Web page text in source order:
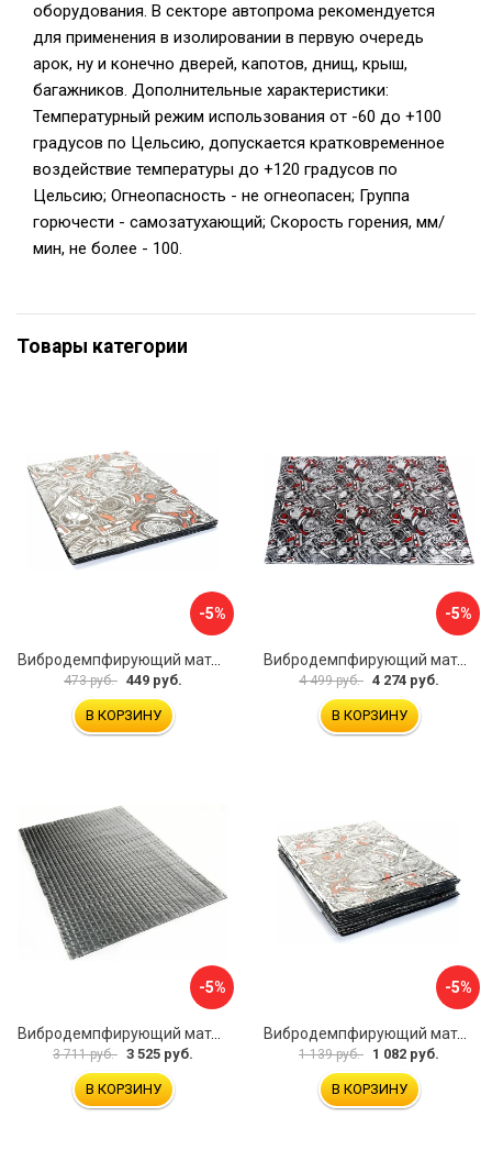
оборудования. В секторе автопрома рекомендуется
для применения в изолировании в первую очередь
арок, ну и конечно дверей, капотов, днищ, крыш,
багажников. Дополнительные характеристики:
Температурный режим использования от -60 до +100
градусов по Цельсию, допускается кратковременное
воздействие температуры до +120 градусов по
Цельсию; Огнеопасность - не огнеопасен; Группа
горючести - самозатухающий; Скорость горения, мм/
мин, не более - 100.
Товары категории
-5%
Вибродемпфирующий материал Dreamcar Base 2 33x25 см DC-000-0926988P1393
473 руб. 449 руб.
В КОРЗИНУ
-5%
Вибродемпфирующий материал Dreamcar DC-2M0-S070050P7
4 499 руб. 4 274 руб.
В КОРЗИНУ
-5%
Вибродемпфирующий материал Dreamcar Noname 2 N6-2M0-S070050P1080
3 711 руб. 3 525 руб.
В КОРЗИНУ
-5%
Вибродемпфирующий материал Dreamcar Base 2 33x25 см DC-000-0926988P1395
1 139 руб. 1 082 руб.
В КОРЗИНУ